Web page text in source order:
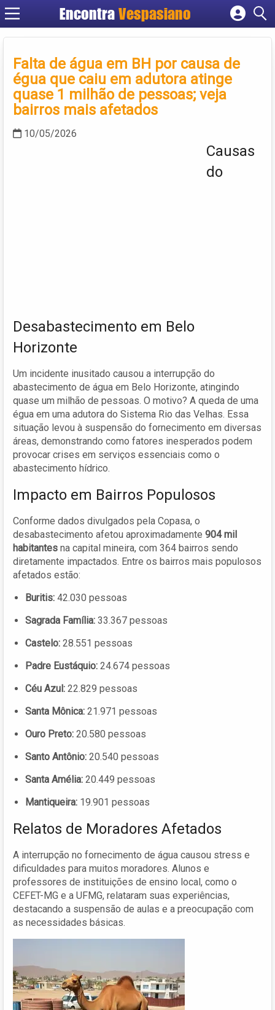
Encontra Vespasiano
Cadastrar empresa
Criar conta
Falta de água em BH por causa de
égua que caiu em adutora atinge
quase 1 milhão de pessoas; veja
bairros mais afetados
10/05/2026
Causas
do
Desabastecimento em Belo
Horizonte
Um incidente inusitado causou a interrupção do
abastecimento de água em Belo Horizonte, atingindo
quase um milhão de pessoas. O motivo? A queda de uma
égua em uma adutora do Sistema Rio das Velhas. Essa
situação levou à suspensão do fornecimento em diversas
áreas, demonstrando como fatores inesperados podem
provocar crises em serviços essenciais como o
abastecimento hídrico.
Impacto em Bairros Populosos
Conforme dados divulgados pela Copasa, o
desabastecimento afetou aproximadamente 904 mil
habitantes na capital mineira, com 364 bairros sendo
diretamente impactados. Entre os bairros mais populosos
afetados estão:
Buritis: 42.030 pessoas
Sagrada Família: 33.367 pessoas
Castelo: 28.551 pessoas
Padre Eustáquio: 24.674 pessoas
Céu Azul: 22.829 pessoas
Santa Mônica: 21.971 pessoas
Ouro Preto: 20.580 pessoas
Santo Antônio: 20.540 pessoas
Santa Amélia: 20.449 pessoas
Mantiqueira: 19.901 pessoas
Relatos de Moradores Afetados
A interrupção no fornecimento de água causou stress e
dificuldades para muitos moradores. Alunos e
professores de instituições de ensino local, como o
CEFET-MG e a UFMG, relataram suas experiências,
destacando a suspensão de aulas e a preocupação com
as necessidades básicas.